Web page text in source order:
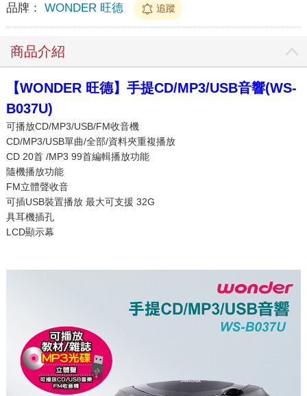
品牌： WONDER 旺德 追蹤
商品介紹
【WONDER 旺德】手提CD/MP3/USB音響(WS-
B037U)
可播放CD/MP3/USB/FM收音機
CD/MP3/USB單曲/全部/資料夾重複播放
CD 20首 /MP3 99首編輯播放功能
隨機播放功能
FM立體聲收音
可插USB裝置播放 最大可支援 32G
具耳機插孔
LCD顯示幕